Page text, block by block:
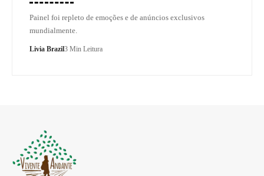
Painel foi repleto de emoções e de anúncios exclusivos
mundialmente.
Livia Brazil3 Min Leitura